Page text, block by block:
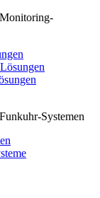
Systemen